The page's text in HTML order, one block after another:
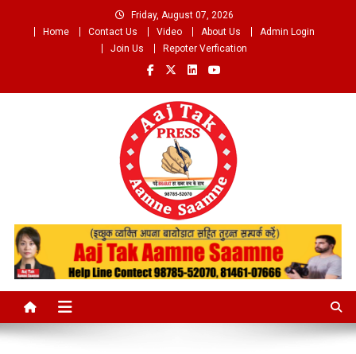
Friday, August 07, 2026
Home
Contact Us Video About Us
Admin Login
Join Us
Repoter Verfication
Aaj Tak Aamne Saamne.com